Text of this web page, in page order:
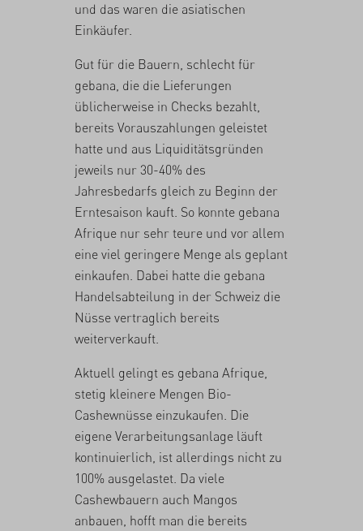
und das waren die asiatischen
Einkäufer.
Gut für die Bauern, schlecht für
gebana, die die Lieferungen
üblicherweise in Checks bezahlt,
bereits Vorauszahlungen geleistet
hatte und aus Liquiditätsgründen
jeweils nur 30-40% des
Jahresbedarfs gleich zu Beginn der
Erntesaison kauft. So konnte gebana
Afrique nur sehr teure und vor allem
eine viel geringere Menge als geplant
einkaufen. Dabei hatte die gebana
Handelsabteilung in der Schweiz die
Nüsse vertraglich bereits
weiterverkauft.
Aktuell gelingt es gebana Afrique,
stetig kleinere Mengen Bio-
Cashewnüsse einzukaufen. Die
eigene Verarbeitungsanlage läuft
kontinuierlich, ist allerdings nicht zu
100% ausgelastet. Da viele
Cashewbauern auch Mangos
anbauen, hofft man die bereits